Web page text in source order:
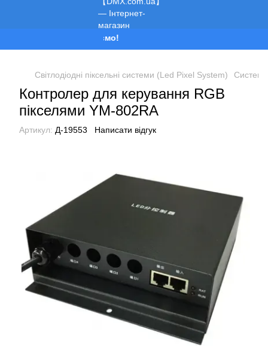
Ми працюємо!
Світлодіодні піксельні системи (Led Pixel System)
Контролер для керування RGB
пікселями YM-802RA
Артикул: Д-19553 Написати відгук